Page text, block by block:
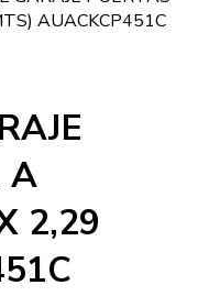
AUACKCP451C
A
2,29